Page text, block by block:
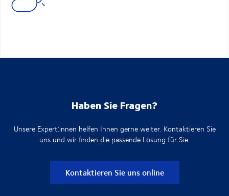
Haben Sie Fragen?
Unsere Expert:innen helfen Ihnen gerne weiter. Kontaktieren Sie
uns und wir finden die passende Lösung für Sie.
Kontaktieren Sie uns online